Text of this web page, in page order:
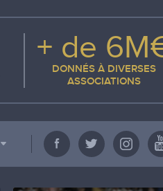
+ de
DONNÉS À DIVERSES
ASSOCIATIONS